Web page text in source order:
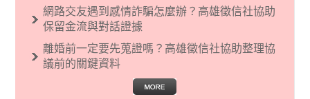
網路交友遇到感情詐騙怎麼辦？高雄徵信社協助
保留金流與對話證據
離婚前一定要先蒐證嗎？高雄徵信社協助整理協
議前的關鍵資料